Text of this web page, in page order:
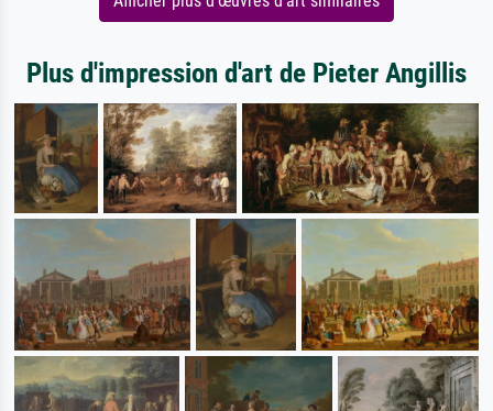
Plus d'impression d'art de Pieter Angillis